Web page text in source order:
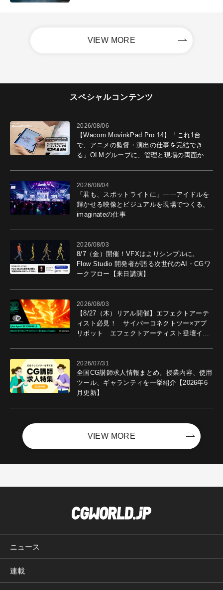
VIEW MORE
スペシャルコンテンツ
2026/08/06
【Wacom MovinkPad Pro 14】「これ1台
で、アニメの監督・演出の仕事を完結でき
る」OLMグループに、管理と現場の両面から
2026/08/04
「君も、スポットライトに」――アイドルを
輝かせる映像とビジュアルを現場でつくる、
imaginateの仕事
2026/08/03
8/7（金）開催！VFXはよりシンプルに。
Flow Studio 開発者が語る次世代のAI・CGワ
ークフロー【来日講演】
2026/08/03
【8/27（木）リアル開催】エフェクトアーテ
ィスト必見！ サイバーコネクトツー×アプ
リボット エフェクトアーティスト登壇イベ
2026/07/31
全国CG講師求人情報まとめ。授業内容、使用
ツール、ギャランティを一挙紹介【2026年6
月更新】
VIEW MORE
ニュース
連載